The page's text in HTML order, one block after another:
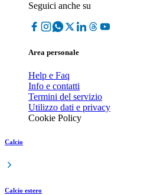
Seguici anche su
Area personale
Help e Faq
Info e contatti
Termini del servizio
Utilizzo dati e privacy
Cookie Policy
Calcio
Calcio estero